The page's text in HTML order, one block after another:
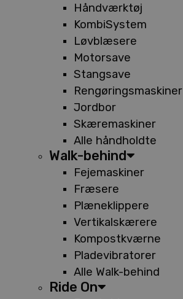
Håndværktøj
KombiSystem
Løvblæsere
Motorsave
Stangsave
Rengøringsmaskiner
Jordbor
Skæremaskiner
Alle håndholdte
Walk-behind
Fejemaskiner
Fræsere
Plæneklippere
Vertikalskærere
Kompostkværne
Pladevibratorer
Alle Walk-behind
Ride On